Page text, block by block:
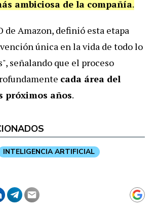
ambiciosa de la compañía.
de Amazon, definió esta etapa
única en la vida de todo lo
señalando que el proceso
cada área del
próximos años.
INTELIGENCIA ARTIFICIAL